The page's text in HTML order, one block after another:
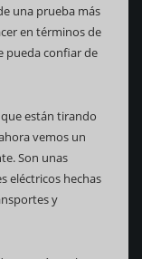
una prueba más
en términos de
pueda confiar de
están tirando
vemos un
Son unas
eléctricos hechas
y